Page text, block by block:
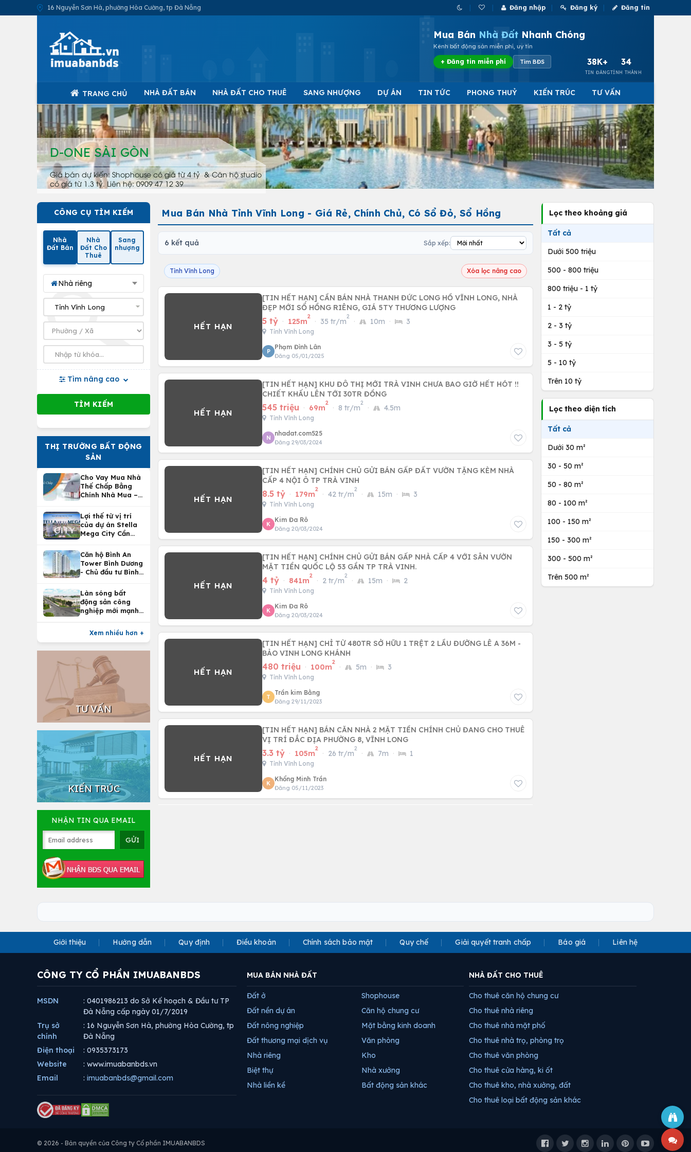
16 Nguyễn Sơn Hà, phường Hòa Cường, tp Đà Nẵng Đăng nhập Đăng ký Đăng tin
Mua Bán Nhà Đất Nhanh Chóng
Kênh bất động sản miễn phí, uy tín
+ Đăng tin miễn phí Tìm BĐS 38K+
TIN ĐĂNG
34
TỈNH THÀNH
TRANG CHỦ NHÀ ĐẤT BÁN NHÀ ĐẤT CHO THUÊ SANG NHƯỢNG DỰ ÁN TIN TỨC PHONG THUỶ KIẾN TRÚC TƯ VẤN
D-ONE SÀI GÒN
Giá bán dự kiến: Shophouse có giá từ 4 tỷ & Căn hộ studio
có giá từ 1.3 tỷ. Liên hệ: 0909 47 12 39
CÔNG CỤ TÌM KIẾM
Nhà
Đất Bán
Nhà
Đất Cho
Thuê
Sang
nhượng
Nhà riêng
Tìm nâng cao
THỊ TRƯỜNG BẤT ĐỘNG
SẢN
Cho Vay Mua Nhà
Thế Chấp Bằng
Chính Nhà Mua –
Nhà Tại
Vietcombank
Lợi thế từ vị trí
của dự án Stella
Mega City Cần
Căn hộ Bình An
Tower Bình Dương
- Chủ đầu tư Bình
Làn sóng bất
động sản công
nghiệp mới mạnh
Xem nhiều hơn +
TƯ VẤN
KIẾN TRÚC
NHẬN TIN QUA EMAIL
Mua Bán Nhà Tỉnh Vĩnh Long - Giá Rẻ, Chính Chủ, Có Sổ Đỏ, Sổ Hồng
6 kết quả Sắp xếp:
Tỉnh Vĩnh Long Xóa lọc nâng cao
[TIN HẾT HẠN] CẦN BÁN NHÀ THANH ĐỨC LONG HỒ VĨNH LONG, NHÀ
ĐẸP MỚI SỔ HỒNG RIÊNG, GIÁ 5TY THƯƠNG LƯỢNG
5 tỷ · 125m
2
· 35 tr/m
2
· 10m · 3
Tỉnh Vĩnh Long
P
Phạm Đình Lân
Đăng 05/01/2025
[TIN HẾT HẠN] KHU ĐÔ THỊ MỚI TRÀ VINH CHƯA BAO GIỜ HẾT HÓT !!
CHIẾT KHẤU LÊN TỚI 30TR ĐỒNG
545 triệu · 69m
2
· 8 tr/m
2
· 4.5m
Tỉnh Vĩnh Long
N
nhadat.com525
Đăng 29/03/2024
[TIN HẾT HẠN] CHÍNH CHỦ GỬI BÁN GẤP ĐẤT VƯỜN TẶNG KÈM NHÀ
CẤP 4 NỘI Ô TP TRÀ VINH
8.5 tỷ · 179m
2
· 42 tr/m
2
· 15m · 3
Tỉnh Vĩnh Long
K
Kim Đa Rô
Đăng 20/03/2024
[TIN HẾT HẠN] CHÍNH CHỦ GỬI BÁN GẤP NHÀ CẤP 4 VỚI SÂN VƯỜN
MẶT TIỀN QUỐC LỘ 53 GẦN TP TRÀ VINH.
4 tỷ · 841m
2
· 2 tr/m
2
· 15m · 2
Tỉnh Vĩnh Long
K
Kim Đa Rô
Đăng 20/03/2024
[TIN HẾT HẠN] CHỈ TỪ 480TR SỞ HỮU 1 TRỆT 2 LẦU ĐƯỜNG LÊ A 36M -
BẢO VINH LONG KHÁNH
480 triệu · 100m
2
· 5m · 3
Tỉnh Vĩnh Long
T
Trần kim Bằng
Đăng 29/11/2023
[TIN HẾT HẠN] BÁN CĂN NHÀ 2 MẶT TIỀN CHÍNH CHỦ ĐANG CHO THUÊ
VỊ TRÍ ĐẮC ĐỊA PHƯỜNG 8, VĨNH LONG
3.3 tỷ · 105m
2
· 26 tr/m
2
· 7m · 1
Tỉnh Vĩnh Long
K
Khổng Minh Trần
Đăng 05/11/2023
Lọc theo khoảng giá
Tất cả
Dưới 500 triệu
500 - 800 triệu
800 triệu - 1 tỷ
1 - 2 tỷ
2 - 3 tỷ
3 - 5 tỷ
5 - 10 tỷ
Trên 10 tỷ
Lọc theo diện tích
Tất cả
Dưới 30 m²
30 - 50 m²
50 - 80 m²
80 - 100 m²
100 - 150 m²
150 - 300 m²
300 - 500 m²
Trên 500 m²
Giới thiệu Hướng dẫn Quy định Điều khoản Chính sách bảo mật Quy chế Giải quyết tranh chấp Báo giá Liên hệ
CÔNG TY CỔ PHẦN IMUABANBDS
MSDN
: 0401986213 do Sở Kế hoạch & Đầu tư TP
Đà Nẵng cấp ngày 01/7/2019
Trụ sở
chính
: 16 Nguyễn Sơn Hà, phường Hòa Cường, tp
Đà Nẵng
Điện thoại
: 0935373173
Website
: www.imuabanbds.vn
Email
: imuabanbds@gmail.com
MUA BÁN NHÀ ĐẤT
Đất ở
Đất nền dự án
Đất nông nghiệp
Đất thương mại dịch vụ
Nhà riêng
Biệt thự
Nhà liền kề
Shophouse
Căn hộ chung cư
Mặt bằng kinh doanh
Văn phòng
Kho
Nhà xưởng
Bất động sản khác
NHÀ ĐẤT CHO THUÊ
Cho thuê căn hộ chung cư
Cho thuê nhà riêng
Cho thuê nhà mặt phố
Cho thuê nhà trọ, phòng trọ
Cho thuê văn phòng
Cho thuê cửa hàng, ki ốt
Cho thuê kho, nhà xưởng, đất
Cho thuê loại bất động sản khác
© 2026 - Bản quyền của Công ty Cổ phần IMUABANBDS